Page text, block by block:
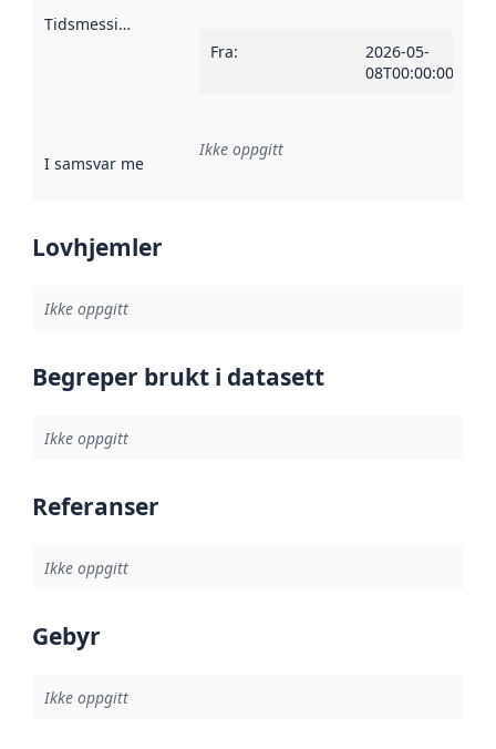
Tidsmessig avgrensning
Fra:
2026-05-
08T00:00:00Z
I samsvar med Referanse til en implementasjonsregel
Ikke oppgitt
Lovhjemler
Ikke oppgitt
Begreper brukt i datasett
Ikke oppgitt
Referanser
Ikke oppgitt
Gebyr
Ikke oppgitt